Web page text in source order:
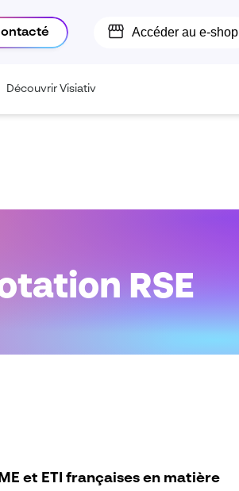
Accéder au e-shop
Découvrir Visiativ
RSE
et ETI françaises en matière